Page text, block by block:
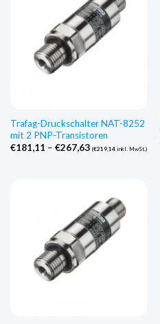
Trafag-Druckschalter NAT-8252
mit 2 PNP-Transistoren
€181,11 – €267,63Preisspanne:
(€219,14inkl. MwSt.)